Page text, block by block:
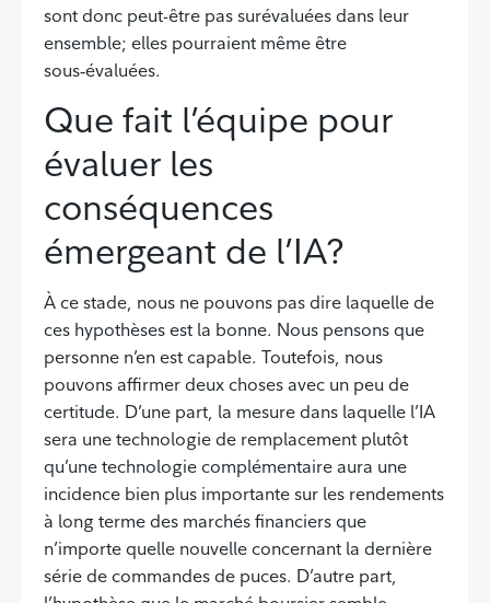
sont donc peut-être pas surévaluées dans leur
ensemble; elles pourraient même être
sous‑évaluées.
Retour à la table des matières
Que fait l’équipe pour
évaluer les
conséquences
émergeant de l’IA?
À ce stade, nous ne pouvons pas dire laquelle de
ces hypothèses est la bonne. Nous pensons que
personne n’en est capable. Toutefois, nous
pouvons affirmer deux choses avec un peu de
certitude. D’une part, la mesure dans laquelle l’IA
sera une technologie de remplacement plutôt
qu’une technologie complémentaire aura une
incidence bien plus importante sur les rendements
à long terme des marchés financiers que
n’importe quelle nouvelle concernant la dernière
série de commandes de puces. D’autre part,